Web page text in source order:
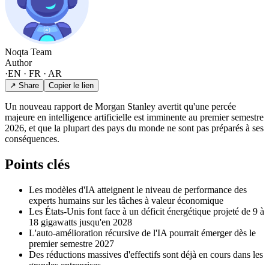
Noqta Team
Author
·EN · FR · AR
↗ Share Copier le lien
Un nouveau rapport de Morgan Stanley avertit qu'une percée
majeure en intelligence artificielle est imminente au premier semestre
2026, et que la plupart des pays du monde ne sont pas préparés à ses
conséquences.
Points clés
Les modèles d'IA atteignent le niveau de performance des
experts humains sur les tâches à valeur économique
Les États-Unis font face à un déficit énergétique projeté de 9 à
18 gigawatts jusqu'en 2028
L'auto-amélioration récursive de l'IA pourrait émerger dès le
premier semestre 2027
Des réductions massives d'effectifs sont déjà en cours dans les